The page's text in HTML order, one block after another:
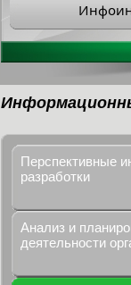
Перспективные
разработки
Анализ и
деятельности